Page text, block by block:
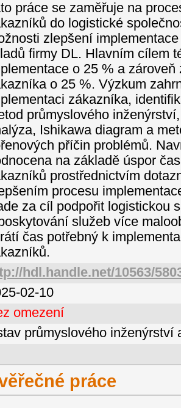
práce se zaměřuje na
do logistické
zlepšení
firmy DL. Hlavním cílem
o 25 % a
o 25 %. Výzkum
zákazníka,
průmyslového
Ishikawa diagram a
příčin problémů.
na základě úspor
prostřednictvím
procesu
za cíl podpořit logistickou
služeb více
čas potřebný k
hdl.handle.net/10563/
02-10
omezení
průmyslového inženýrství
práce